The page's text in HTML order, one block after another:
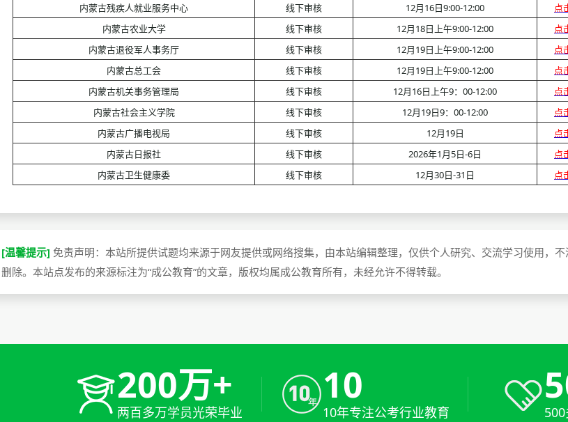
内蒙古残疾人就业服务中心
线下审核 12月16日9:00-12:00
点
内蒙古农业大学
线下审核 12月18日上午9:00-12:00
点
内蒙古退役军人事务厅
线下审核 12月19日上午9:00-12:00
点
内蒙古总工会
线下审核 12月19日上午9:00-12:00
点
内蒙古机关事务管理局
线下审核 12月16日上午9：00-12:00
点
内蒙古社会主义学院
线下审核 12月19日9：00-12:00
点
内蒙古广播电视局
线下审核 12月19日
点
内蒙古日报社
线下审核 2026年1月5日-6日
点
内蒙古卫生健康委
线下审核 12月30日-31日 点
[温馨提示] 免责声明：本站所提供试题均来源于网友提供或网络搜集，由本站编辑整理，仅供个人研究、交流学习使用，
删除。本站点发布的来源标注为“成公教育”的文章，版权均属成公教育所有，未经允许不得转载。
200万+
两百多万学员光荣毕业
10
10年专注公考行业教育